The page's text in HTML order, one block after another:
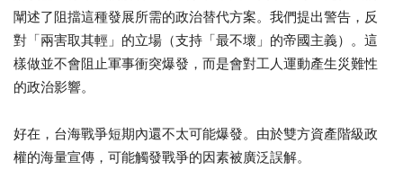
闡述了阻擋這種發展所需的政治替代方案。我們提出警告，反
對「兩害取其輕」的立場（支持「最不壞」的帝國主義）。這
樣做並不會阻止軍事衝突爆發，而是會對工人運動產生災難性
的政治影響。
好在，台海戰爭短期內還不太可能爆發。由於雙方資產階級政
權的海量宣傳，可能觸發戰爭的因素被廣泛誤解。